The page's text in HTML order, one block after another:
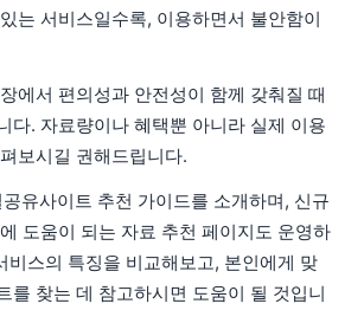
는 서비스일수록, 이용하면서 불안함이
에서 편의성과 안전성이 함께 갖춰질 때
다. 자료량이나 혜택뿐 아니라 실제 이용
보시길 권해드립니다.
유사이트 추천 가이드를 소개하며, 신규
도움이 되는 자료 추천 페이지도 운영하
비스의 특징을 비교해보고, 본인에게 맞
를 찾는 데 참고하시면 도움이 될 것입니